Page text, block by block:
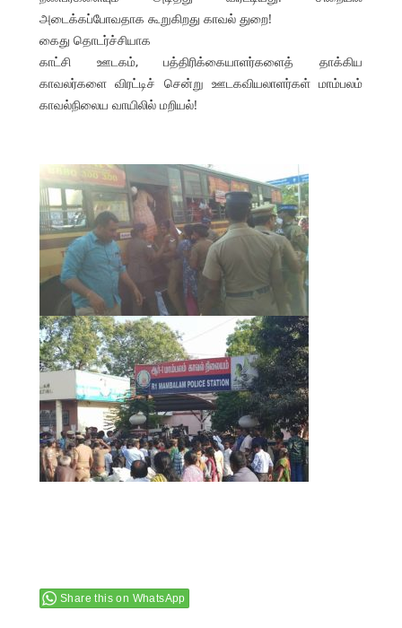
அடைக்கப்போவதாக கூறுகிறது காவல் துறை!
கைது தொடர்ச்சியாக
காட்சி ஊடகம், பத்திரிக்கையாளர்களைத் தாக்கிய
காவலர்களை விரட்டிச் சென்று ஊடகவியலாளர்கள் மாம்பலம்
காவல்நிலைய வாயிலில் மறியல்!
Share this on WhatsApp